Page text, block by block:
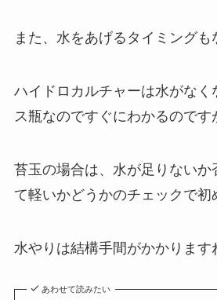
また、水をあげるタイミングも
ハイドロカルチャーは水がなく
ス瓶なのですぐにわかるのです
苔玉の場合は、水が足りないか
て軽いかどうかのチェックで初
水やりは結構手間がかかります
あわせて読みたい